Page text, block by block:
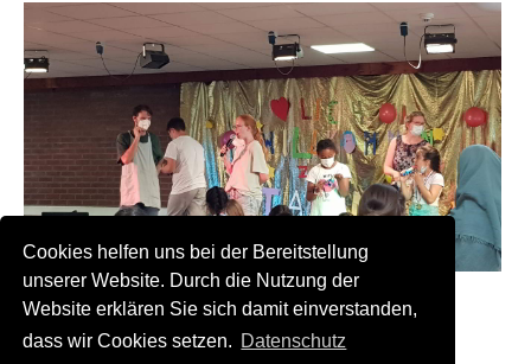
Cookies helfen uns bei der Bereitstellung
unserer Website. Durch die Nutzung der
Website erklären Sie sich damit einverstanden,
dass wir Cookies setzen. Datenschutz
Zurück